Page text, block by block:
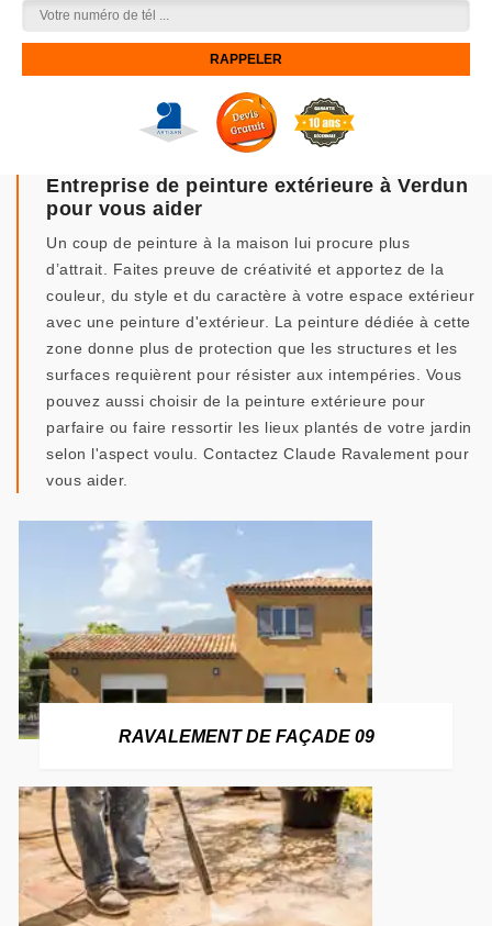
Entreprise de peinture extérieure à Verdun
pour vous aider
Un coup de peinture à la maison lui procure plus
d’attrait. Faites preuve de créativité et apportez de la
couleur, du style et du caractère à votre espace extérieur
avec une peinture d'extérieur. La peinture dédiée à cette
zone donne plus de protection que les structures et les
surfaces requièrent pour résister aux intempéries. Vous
pouvez aussi choisir de la peinture extérieure pour
parfaire ou faire ressortir les lieux plantés de votre jardin
selon l'aspect voulu. Contactez Claude Ravalement pour
vous aider.
RAVALEMENT DE FAÇADE 09